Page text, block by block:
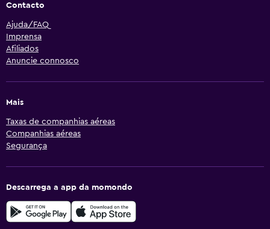
Contacto
Ajuda/FAQ
Imprensa
Afiliados
Anuncie connosco
Mais
Taxas de companhias aéreas
Companhias aéreas
Segurança
Descarrega a app da momondo